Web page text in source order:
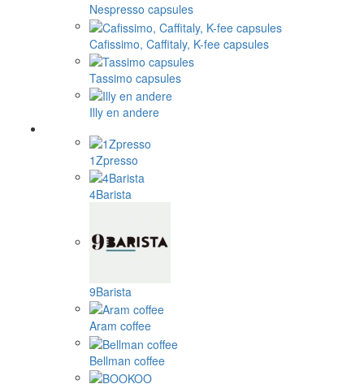
Nespresso capsules
Cafissimo, Caffitaly, K-fee capsules
Tassimo capsules
Illy en andere
1Zpresso
4Barista
9Barista
Aram coffee
Bellman coffee